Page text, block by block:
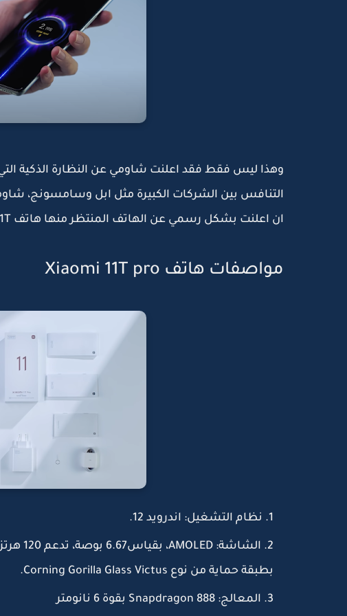
وهذا ليس فقط فقد اعلنت شاومي عن النظارة الذكية
التنافس بين الشركات الكبيرة مثل ابل وسامسونج،
ان اعلنت بشكل رسمي عن الهاتف المنتظر منها هاتف Xiaomi 11T.
مواصفات هاتف Xiaomi 11T pro
نظام التشغيل: اندرويد 12.
بطبقة حماية من نوع Corning Gorilla Glass Victus.
المعالج: Snapdragon 888 بقوة 6 نانومتر